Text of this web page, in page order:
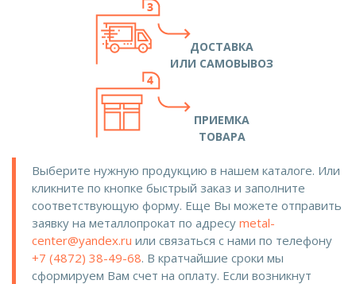
ДОСТАВКА
ИЛИ САМОВЫВОЗ
ПРИЕМКА
ТОВАРА
Выберите нужную продукцию в нашем каталоге. Или
кликните по кнопке быстрый заказ и заполните
соответствующую форму. Еще Вы можете отправить
заявку на металлопрокат по адресу metal-
center@yandex.ru или связаться с нами по телефону
+7 (4872) 38-49-68. В кратчайшие сроки мы
сформируем Вам счет на оплату. Если возникнут